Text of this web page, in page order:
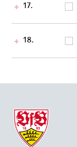
17.
18.